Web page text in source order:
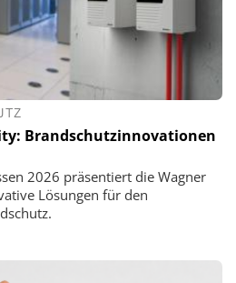
Brandschutzinnovationen
2026 präsentiert die Wagner
Lösungen für den